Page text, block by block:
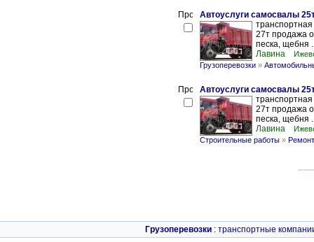
Автоуслуги самосвалы
27т продажа
песка, щебня
Лавина
Грузоперевозки »
Автоуслуги самосвалы
27т продажа
песка, щебня
Лавина
Строительные работы »
Грузоперевозки : транспортные